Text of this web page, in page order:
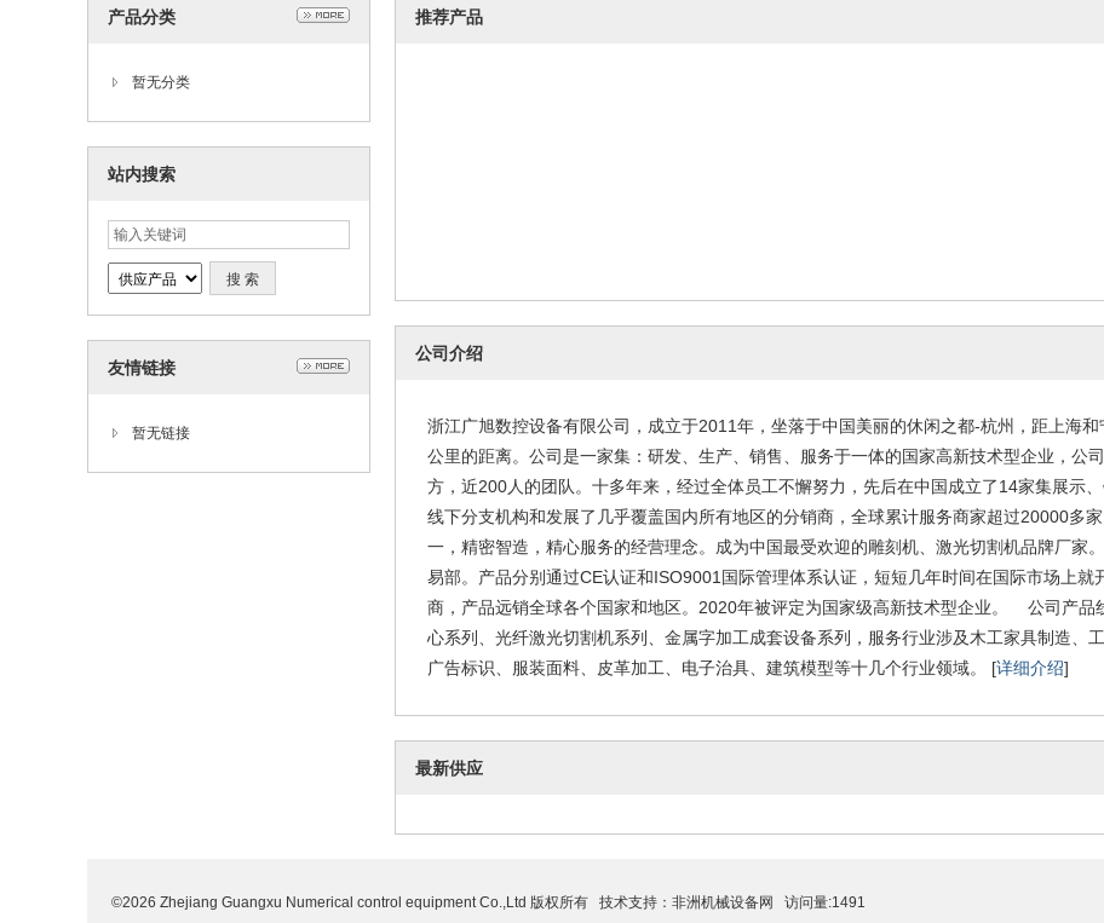
产品分类
暂无分类
站内搜索
友情链接
暂无链接
推荐产品
公司介绍
浙江广旭数控设备有限公司，成立于2011年，坐落于中国美丽的休闲之都-杭州，距上海
公里的距离。公司是一家集：研发、生产、销售、服务于一体的国家高新技术型企业，公
方，近200人的团队。十多年来，经过全体员工不懈努力，先后在中国成立了14家集展示
线下分支机构和发展了几乎覆盖国内所有地区的分销商，全球累计服务商家超过20000多
一，精密智造，精心服务的经营理念。成为中国最受欢迎的雕刻机、激光切割机品牌厂家
易部。产品分别通过CE认证和ISO9001国际管理体系认证，短短几年时间在国际市场上就
商，产品远销全球各个国家和地区。2020年被评定为国家级高新技术型企业。 公司产品
心系列、光纤激光切割机系列、金属字加工成套设备系列，服务行业涉及木工家具制造、工
广告标识、服装面料、皮革加工、电子治具、建筑模型等十几个行业领域。 [详细介绍]
最新供应
©2026 Zhejiang Guangxu Numerical control equipment Co.,Ltd 版权所有 技术支持： 非洲机械设备网 访问量:1491